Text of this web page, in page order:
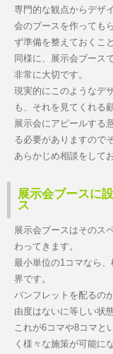
専門的な観点からデザ
会のブースを作っても
ず準備を整えておくこ
同様に、展示会ブース
非常に大切です。
現実的にこのようなデ
も、それを見てくれる
展示会にアピールする
る必要がありますので
あらかじめ相談をして
展示会ブースに
ス
展示会ブースはそのス
わってきます。
最小単位の1コマなら
界です。
パンフレットを配るの
由度はないに等しい状
これが6コマや8コマと
く様々な施策が可能に